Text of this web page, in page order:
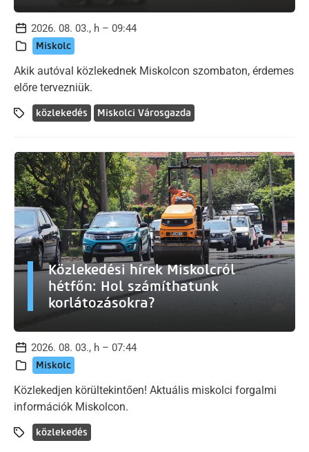
2026. 08. 03., h – 09:44
Miskolc
Akik autóval közlekednek Miskolcon szombaton, érdemes
előre tervezniük.
közlekedés Miskolci Városgazda
Közlekedési hírek Miskolcról
hétfőn: Hol számíthatunk
korlátozásokra?
2026. 08. 03., h – 07:44
Miskolc
Közlekedjen körültekintően! Aktuális miskolci forgalmi
információk Miskolcon.
közlekedés